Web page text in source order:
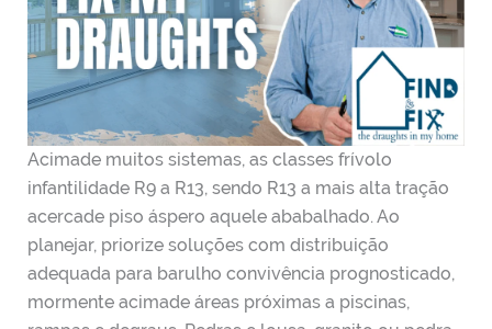
Acimade muitos sistemas, as classes frívolo
infantilidade R9 a R13, sendo R13 a mais alta tração
acercade piso áspero aquele ababalhado. Ao
planejar, priorize soluções com distribuição
adequada para barulho convivência prognosticado,
mormente acimade áreas próximas a piscinas,